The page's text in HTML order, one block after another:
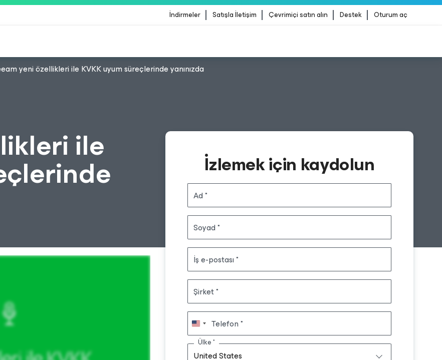
İndirmeler Satışla İletişim Çevrimiçi satın alın Destek Oturum aç
yeni özellikleri ile KVKK uyum süreçlerinde yanınızda
ile İzlemek için kaydolun
Ad
Soyad
İş e-postası
Şirket
Telefon
United States
Ülke